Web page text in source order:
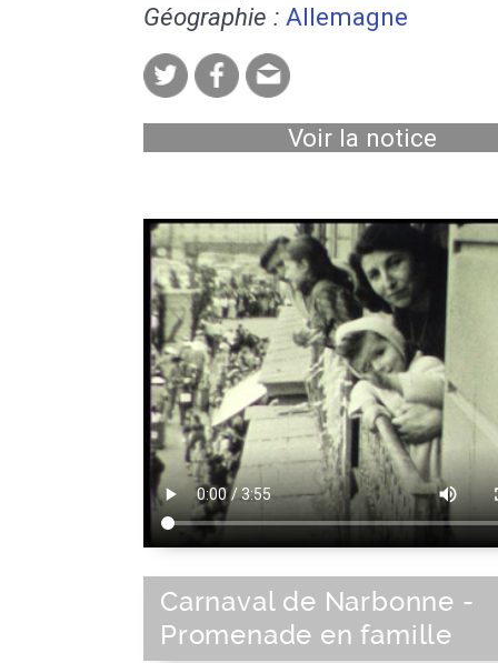
Géographie : Allemagne
Voir la notice
Carnaval de Narbonne -
Promenade en famille